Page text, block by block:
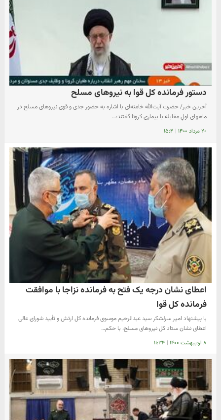
دستور فرمانده کل قوا به نیروهای مسلح
آخرین خبر/ حضرت آیت‌الله خامنه‌ای با اشاره به حضور جدی و قوی نیروهای مسلح در
ماههای اولِ مقابله با بیماری کرونا گفتند:…
۲۰ مرداد ۱۴۰۰ | ۱۵:۴
اعطای نشان درجه یک فتح به فرمانده نزاجا با موافقت
فرمانده کل قوا
با پیشنهاد امیر سرلشکر سید عبدالرحیم موسوی فرمانده کل ارتش و تأیید شورای عالی
اعطای نشان ستاد کل نیروهای مسلح، با حکم…
۸ اردیبهشت ۱۴۰۰ | ۱۱:۳۴